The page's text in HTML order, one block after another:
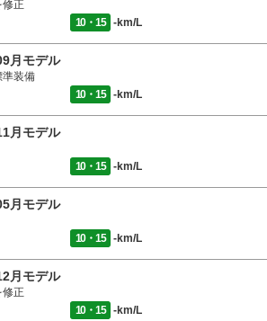
正
10・15 -km/L
月モデル
準装備
10・15 -km/L
月モデル
10・15 -km/L
月モデル
10・15 -km/L
月モデル
正
10・15 -km/L